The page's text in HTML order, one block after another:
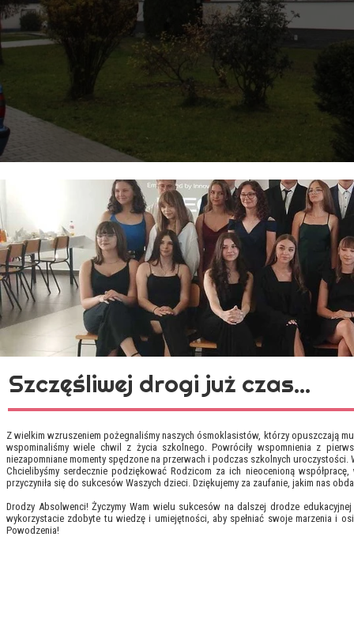
Z wielkim wzruszeniem pożegnaliśmy naszych ósmoklasistów, którzy opuszczają
wspominaliśmy wiele chwil z życia szkolnego. Powróciły wspomnienia z
niezapomniane momenty spędzone na przerwach i podczas szkolnych
Chcielibyśmy serdecznie podziękować Rodzicom za ich nieocenioną
przyczyniła się do sukcesów Waszych dzieci. Dziękujemy za zaufanie, jakim nas
Drodzy Absolwenci! Życzymy Wam wielu sukcesów na dalszej drodze
wykorzystacie zdobyte tu wiedzę i umiejętności, aby spełniać swoje marzenia i
Powodzenia!
Szczęśliwej drogi już czas...